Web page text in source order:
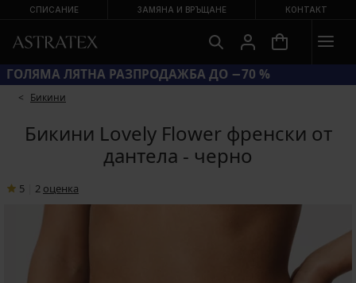
СПИСАНИЕ ЗАМЯНА И ВРЪЩАНЕ КОНТАКТ
ГОЛЯМА ЛЯТНА РАЗПРОДАЖБА ДО −70 %
Бикини
Бикини Lovely Flower френски от
дантела - черно
5 2 oценка